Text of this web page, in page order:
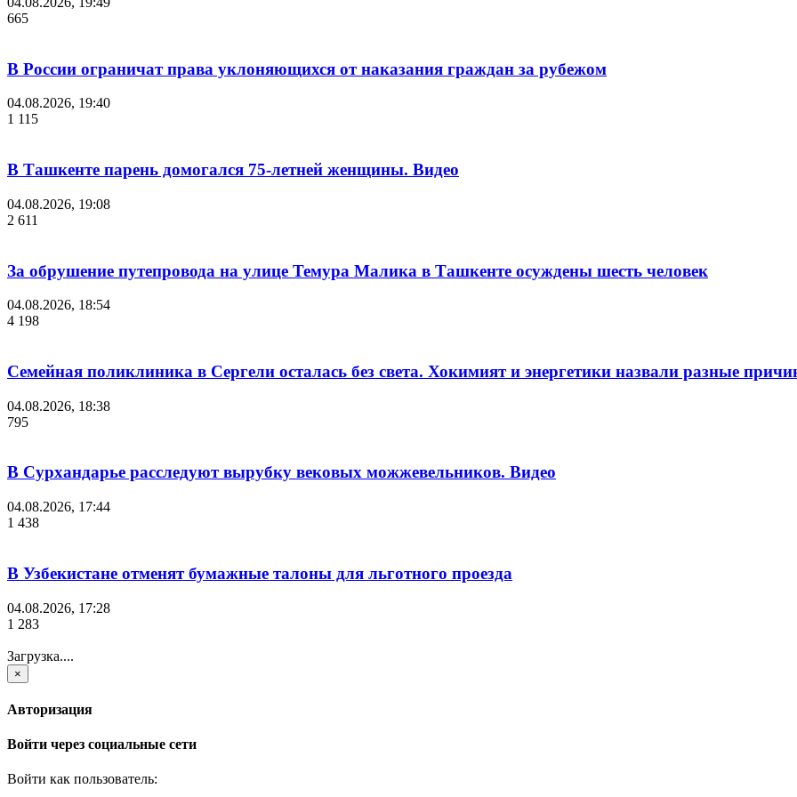
665
В России ограничат права уклоняющихся от наказания граждан за рубежом
04.08.2026, 19:40
1 115
В Ташкенте парень домогался 75-летней женщины. Видео
04.08.2026, 19:08
2 611
За обрушение путепровода на улице Темура Малика в Ташкенте осуждены шесть человек
04.08.2026, 18:54
4 198
Семейная поликлиника в Сергели осталась без света. Хокимият и энергетики назвали разные
04.08.2026, 18:38
795
В Сурхандарье расследуют вырубку вековых можжевельников. Видео
04.08.2026, 17:44
1 438
В Узбекистане отменят бумажные талоны для льготного проезда
04.08.2026, 17:28
1 283
Загрузка....
×
Авторизация
Войти через социальные сети
Войти как пользователь: